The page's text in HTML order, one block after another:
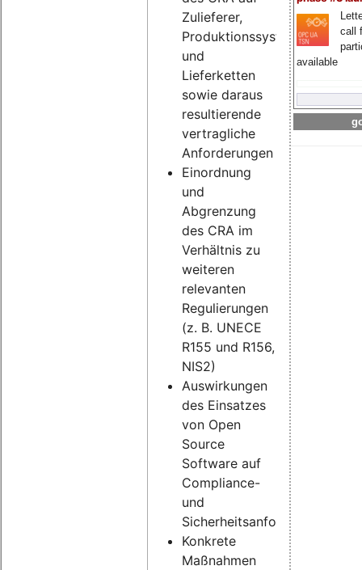
call
available
Zulieferer,
Produktionssysteme
und
Lieferketten
sowie daraus
resultierende
vertragliche
Anforderungen
Einordnung
und
Abgrenzung
des CRA im
Verhältnis zu
weiteren
relevanten
Regulierungen
(z. B. UNECE
R155 und R156,
NIS2)
Auswirkungen
des Einsatzes
von Open
Source
Software auf
Compliance-
und
Sicherheitsanforderungen
Konkrete
Maßnahmen